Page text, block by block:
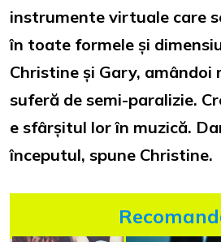
instrumente virtuale care
în toate formele și
Christine și Gary, amândoi
suferă de semi-paralizie.
e sfârșitul lor în muzică.
începutul, spune Christine.